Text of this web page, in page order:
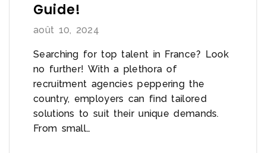
Guide!
août 10, 2024
Searching for top talent in France? Look
no further! With a plethora of
recruitment agencies peppering the
country, employers can find tailored
solutions to suit their unique demands.
From small…